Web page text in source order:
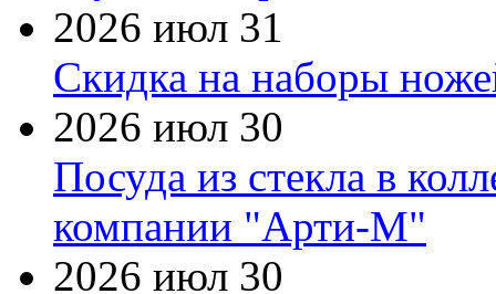
2026 июл 31
Скидка на наборы
2026 июл 30
Посуда из стекла в
компании "Арти-М"
2026 июл 30